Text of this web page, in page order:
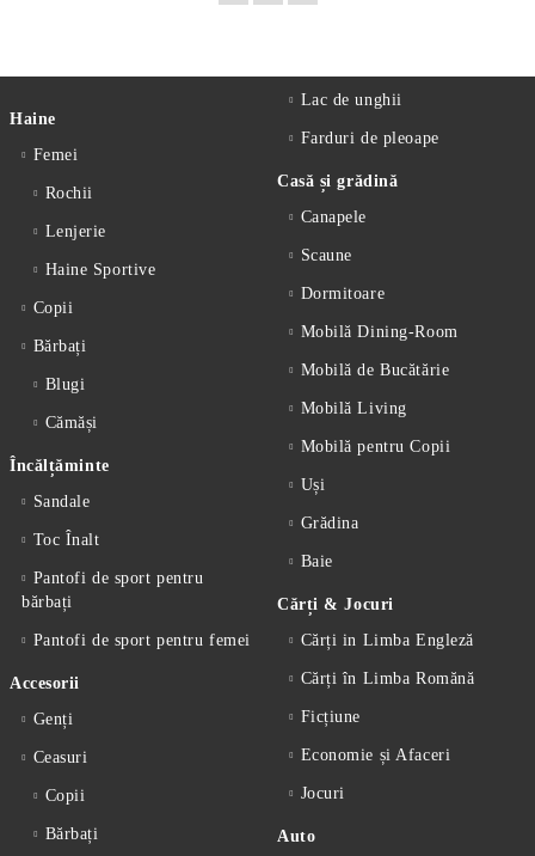
Haine
Femei
Rochii
Lenjerie
Haine Sportive
Copii
Bărbați
Blugi
Cămăși
Încălțăminte
Sandale
Toc Înalt
Pantofi de sport pentru
bărbați
Pantofi de sport pentru femei
Accesorii
Genți
Ceasuri
Copii
Bărbați
Lac de unghii
Farduri de pleoape
Casă și grădină
Canapele
Scaune
Dormitoare
Mobilă Dining-Room
Mobilă de Bucătărie
Mobilă Living
Mobilă pentru Copii
Uși
Grădina
Baie
Cărți & Jocuri
Cărți in Limba Engleză
Cărți în Limba Romănă
Ficțiune
Economie și Afaceri
Jocuri
Auto